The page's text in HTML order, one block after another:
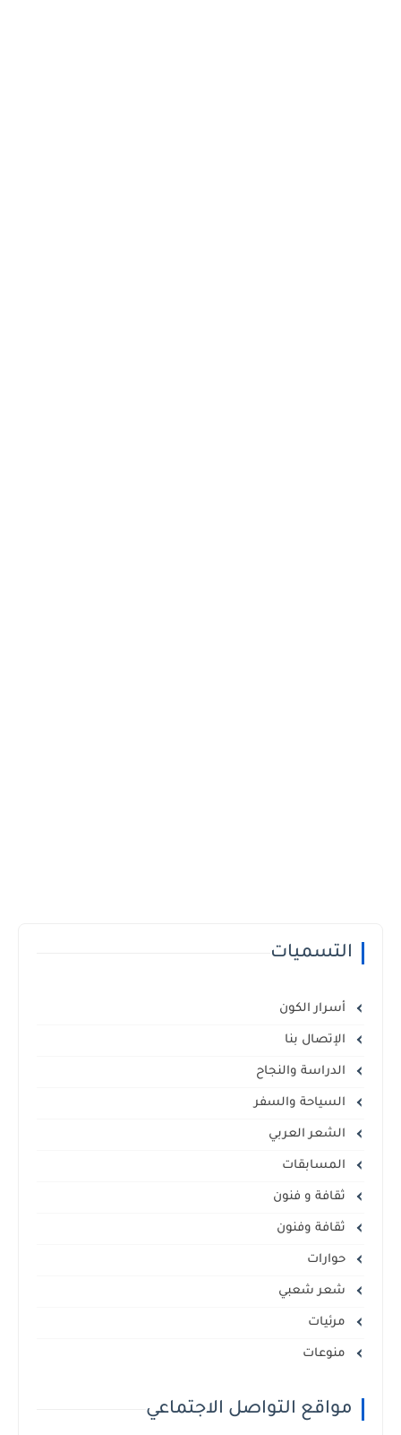
التسميات
أسرار الكون
الإتصال بنا
الدراسة والنجاح
السياحة والسفر
الشعر العربي
المسابقات
ثقافة و فنون
ثقافة وفنون
حوارات
شعر شعبي
مرئيات
منوعات
مواقع التواصل الاجتماعي